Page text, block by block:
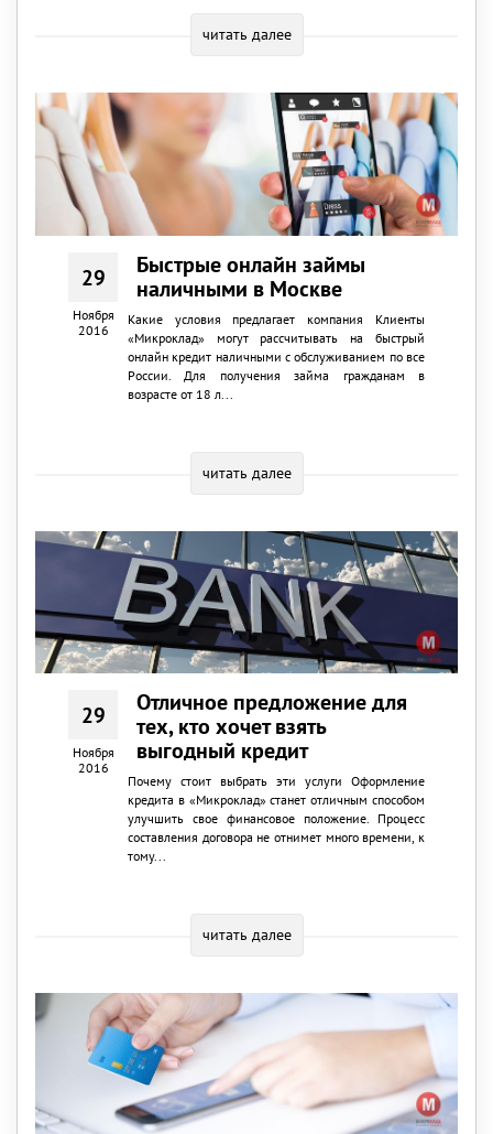
читать далее
29
Ноября
2016
Быстрые онлайн займы
наличными в Москве
Какие условия предлагает компания Клиенты
«Микроклад» могут рассчитывать на быстрый
онлайн кредит наличными с обслуживанием по все
России. Для получения займа гражданам в
возрасте от 18 л...
читать далее
29
Ноября
2016
Отличное предложение для
тех, кто хочет взять
выгодный кредит
Почему стоит выбрать эти услуги Оформление
кредита в «Микроклад» станет отличным способом
улучшить свое финансовое положение. Процесс
составления договора не отнимет много времени, к
тому...
читать далее